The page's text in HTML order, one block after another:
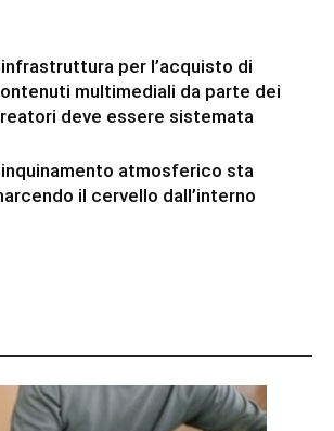
per l’acquisto di
multimediali da parte dei
deve essere sistemata
atmosferico sta
il cervello dall’interno